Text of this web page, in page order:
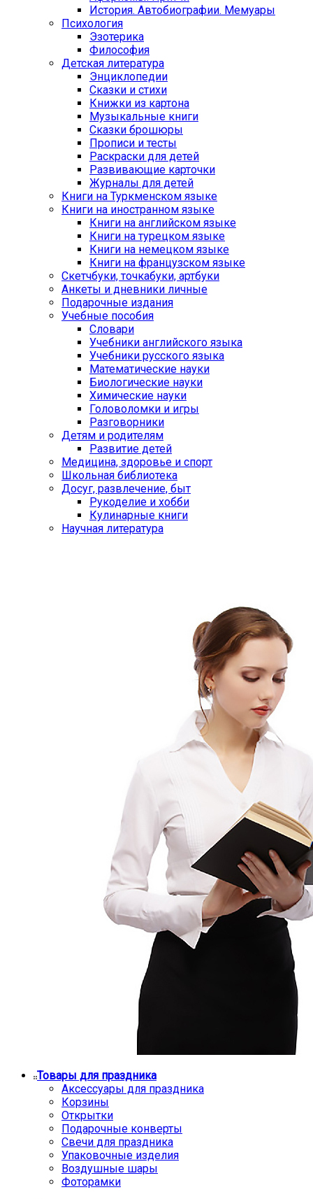
История. Автобиографии. Мемуары
Психология
Эзотерика
Философия
Детская литература
Энциклопедии
Сказки и стихи
Книжки из картона
Музыкальные книги
Сказки брошюры
Прописи и тесты
Раскраски для детей
Развивающие карточки
Журналы для детей
Книги на Туркменском языке
Книги на иностранном языке
Книги на английском языке
Книги на турецком языке
Книги на немецком языке
Книги на французском языке
Cкетчбуки, точкабуки, артбуки
Анкеты и дневники личные
Подарочные издания
Учебные пособия
Словари
Учебники английского языка
Учебники русского языка
Математические науки
Биологические науки
Химические науки
Головоломки и игры
Разговорники
Детям и родителям
Развитие детей
Медицина, здоровье и спорт
Школьная библиотека
Досуг, развлечение, быт
Рукоделие и хобби
Кулинарные книги
Научная литература
Товары для праздника
Аксессуары для праздника
Корзины
Открытки
Подарочные конверты
Свечи для праздника
Упаковочные изделия
Воздушные шары
Фоторамки